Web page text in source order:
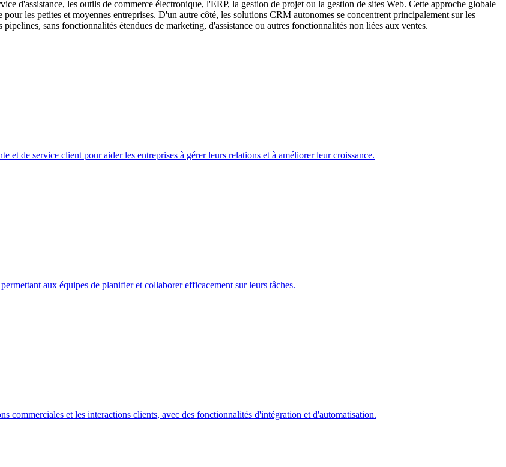
d'assistance, les outils de commerce électronique, l'ERP, la gestion de projet ou la gestion de sites Web. Cette approche globale
les petites et moyennes entreprises. D'un autre côté, les solutions CRM autonomes se concentrent principalement sur les
sans fonctionnalités étendues de marketing, d'assistance ou autres fonctionnalités non liées aux ventes.
de service client pour aider les entreprises à gérer leurs relations et à améliorer leur croissance.
aux équipes de planifier et collaborer efficacement sur leurs tâches.
commerciales et les interactions clients, avec des fonctionnalités d'intégration et d'automatisation.